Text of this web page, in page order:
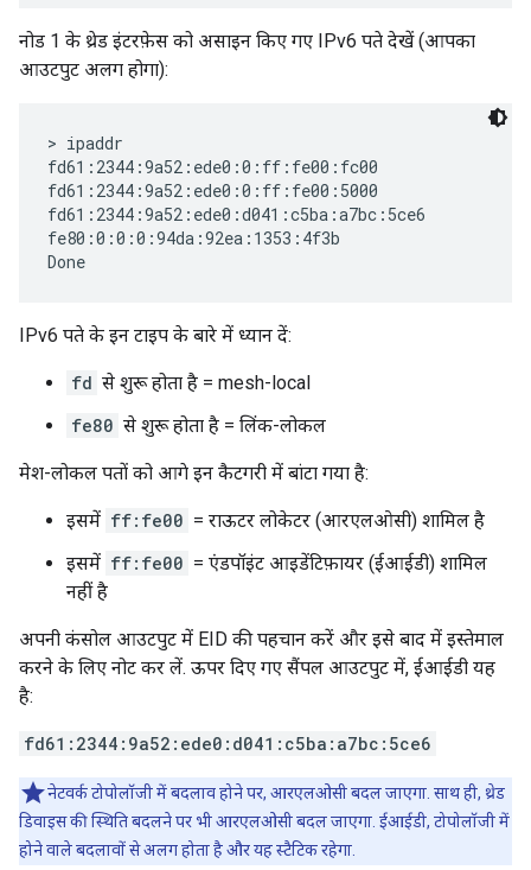
नोड 1 के थ्रेड इंटरफ़ेस को असाइन किए गए IPv6 पते देखें (आपका
आउटपुट अलग होगा):
> ipaddr
fd61:2344:9a52:ede0:0:ff:fe00:fc00
fd61:2344:9a52:ede0:0:ff:fe00:5000
fd61:2344:9a52:ede0:d041:c5ba:a7bc:5ce6
fe80:0:0:0:94da:92ea:1353:4f3b
IPv6 पते के इन टाइप के बारे में ध्यान दें:
fd से शुरू होता है = mesh-local
fe80 से शुरू होता है = लिंक-लोकल
मेश-लोकल पतों को आगे इन कैटगरी में बांटा गया है:
इसमें ff:fe00 = राऊटर लोकेटर (आरएलओसी) शामिल है
इसमें ff:fe00 = एंडपॉइंट आइडेंटिफ़ायर (ईआईडी) शामिल
नहीं है
अपनी कंसोल आउटपुट में EID की पहचान करें और इसे बाद में इस्तेमाल
करने के लिए नोट कर लें. ऊपर दिए गए सैंपल आउटपुट में, ईआईडी यह
है:
fd61:2344:9a52:ede0:d041:c5ba:a7bc:5ce6
नेटवर्क टोपोलॉजी में बदलाव होने पर, आरएलओसी बदल जाएगा. साथ ही, थ्रेड
डिवाइस की स्थिति बदलने पर भी आरएलओसी बदल जाएगा. ईआईडी, टोपोलॉजी में
होने वाले बदलावों से अलग होता है और यह स्टैटिक रहेगा.